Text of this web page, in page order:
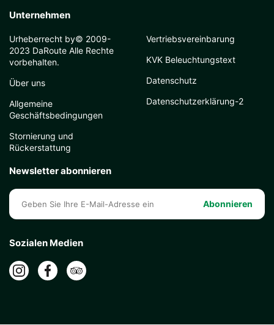
Unternehmen
Urheberrecht by© 2009-
2023 DaRoute Alle Rechte
vorbehalten.
Über uns
Allgemeine
Geschäftsbedingungen
Stornierung und
Rückerstattung
Vertriebsvereinbarung
KVK Beleuchtungstext
Datenschutz
Datenschutzerklärung-2
Newsletter abonnieren
Abonnieren
Sozialen Medien